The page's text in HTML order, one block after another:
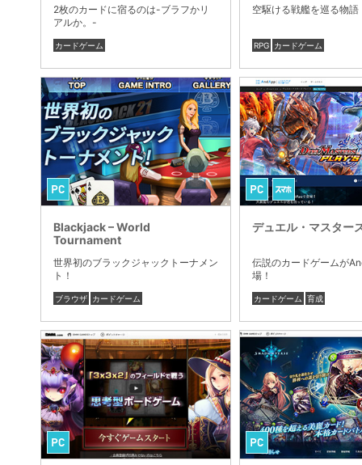
2枚のカードに宿るのは-ブラフかリ
アルか。-
カードゲーム
空駆ける戦艦を巡る物語
RPG カードゲーム
Blackjack – World
Tournament
世界初のブラックジャックトーナメン
ト！
ブラウザ カードゲーム
デュエル・マスター
伝説のカードゲームが
場！
カードゲーム 育成